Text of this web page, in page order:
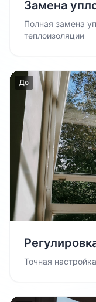
Замена
Полная замена
теплоизоляции
До
Точная